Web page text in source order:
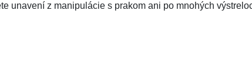
unavení z manipulácie s prakom ani po mnohých